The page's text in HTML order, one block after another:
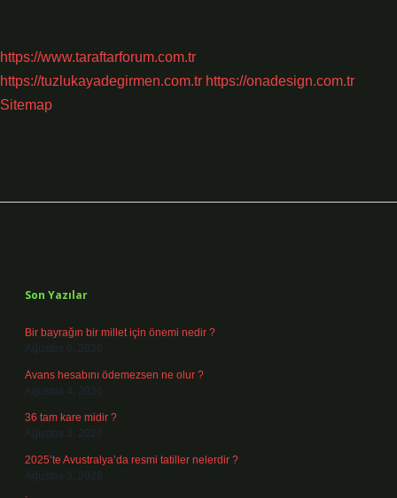
https://www.taraftarforum.com.tr
https://tuzlukayadegirmen.com.tr https://onadesign.com.tr
Sitemap
Son Yazılar
Bir bayrağın bir millet için önemi nedir ?
Ağustos 6, 2026
Avans hesabını ödemezsen ne olur ?
Ağustos 4, 2026
36 tam kare midir ?
Ağustos 3, 2026
2025’te Avustralya’da resmi tatiller nelerdir ?
Ağustos 3, 2026